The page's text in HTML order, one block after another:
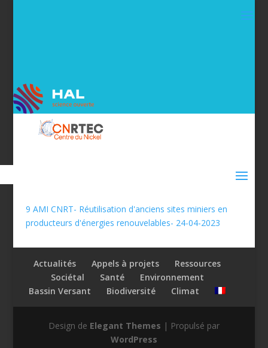
9 AMI CNRT- Réutilisation d'anciens sites miniers en
producteurs d'énergies renouvelables- 24-04-2023
Actualités Appels à projets
Ressources
Sociétal
Santé
Environnement
Bassin Versant
Biodiversité Climat
Design de Elegant Themes | Propulsé par
WordPress